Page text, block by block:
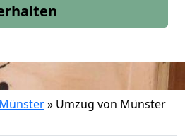
» Umzug von Münster